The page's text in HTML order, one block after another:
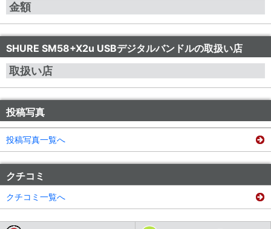
金額
SHURE SM58+X2u USBデジタルバンドルの取扱い店
取扱い店
投稿写真
投稿写真一覧へ
クチコミ
クチコミ一覧へ